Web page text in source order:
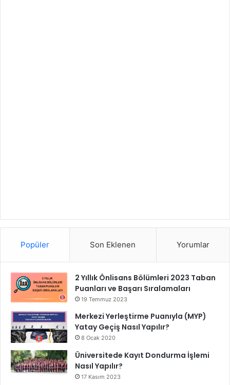
Popüler Son Eklenen Yorumlar
2 Yıllık Önlisans Bölümleri 2023 Taban
Puanları ve Başarı Sıralamaları
19 Temmuz 2023
Merkezi Yerleştirme Puanıyla (MYP)
Yatay Geçiş Nasıl Yapılır?
8 Ocak 2020
Üniversitede Kayıt Dondurma İşlemi
Nasıl Yapılır?
17 Kasım 2023